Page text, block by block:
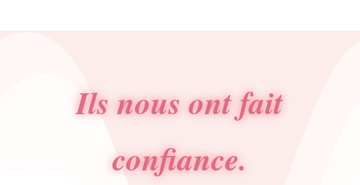
Ils nous ont fait
confiance.